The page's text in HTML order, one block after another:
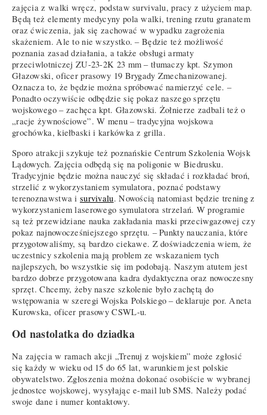
zajęcia z walki wręcz, podstaw survivalu, pracy z użyciem map.
Będą też elementy medycyny pola walki, trening rzutu granatem
oraz ćwiczenia, jak się zachować w wypadku zagrożenia
skażeniem. Ale to nie wszystko. – Będzie też możliwość
poznania zasad działania, a także obsługi armaty
przeciwlotniczej ZU-23-2K 23 mm – tłumaczy kpt. Szymon
Głazowski, oficer prasowy 19 Brygady Zmechanizowanej.
Oznacza to, że będzie można spróbować namierzyć cele. –
Ponadto oczywiście odbędzie się pokaz naszego sprzętu
wojskowego – zachęca kpt. Głazowski. Żołnierze zadbali też o
„racje żywnościowe”. W menu – tradycyjna wojskowa
grochówka, kiełbaski i karkówka z grilla.
Sporo atrakcji szykuje też poznańskie Centrum Szkolenia Wojsk
Lądowych. Zajęcia odbędą się na poligonie w Biedrusku.
Tradycyjnie będzie można nauczyć się składać i rozkładać broń,
strzelić z wykorzystaniem symulatora, poznać podstawy
terenoznawstwa i survivalu. Nowością natomiast będzie trening z
wykorzystaniem laserowego symulatora strzelań. W programie
są też przewidziane nauka zakładania maski przeciwgazowej czy
pokaz najnowocześniejszego sprzętu. – Punkty nauczania, które
przygotowaliśmy, są bardzo ciekawe. Z doświadczenia wiem, że
uczestnicy szkolenia mają problem ze wskazaniem tych
najlepszych, bo wszystkie się im podobają. Naszym atutem jest
bardzo dobrze przygotowana kadra dydaktyczna oraz nowoczesny
sprzęt. Chcemy, żeby nasze szkolenie było zachętą do
wstępowania w szeregi Wojska Polskiego – deklaruje por. Aneta
Kurowska, oficer prasowy CSWL-u.
Od nastolatka do dziadka
Na zajęcia w ramach akcji „Trenuj z wojskiem” może zgłosić
się każdy w wieku od 15 do 65 lat, warunkiem jest polskie
obywatelstwo. Zgłoszenia można dokonać osobiście w wybranej
jednostce wojskowej, wysyłając e-mail lub SMS. Należy podać
swoje dane i numer kontaktowy.